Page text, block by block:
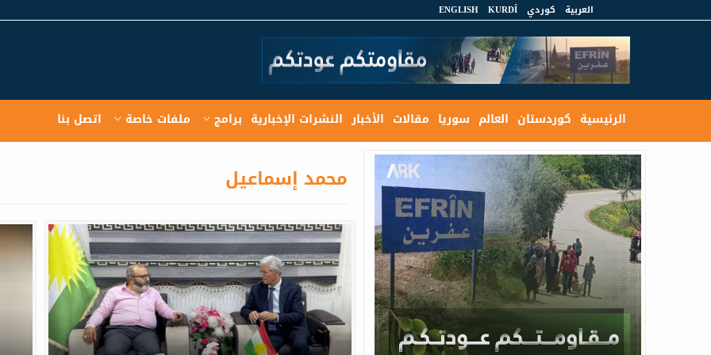
العربية كوردي KURDÎ
ENGLISH
الرئيسية كوردستان العالم سوريا مقالات الأخبار النشرات الإخبارية برامج ملفات خاصة اتصل بنا
محمد إسماعيل